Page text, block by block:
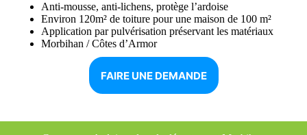
Anti-mousse, anti-lichens, protège l’ardoise
Environ 120m² de toiture pour une maison de 100 m²
Application par pulvérisation préservant les matériaux
Morbihan / Côtes d’Armor
FAIRE UNE DEMANDE